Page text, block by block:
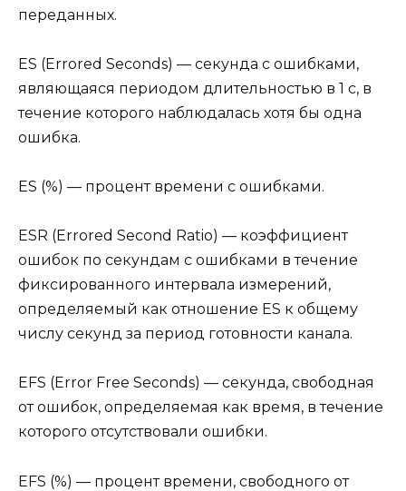
переданных.
ES (Errored Seconds) — секунда с ошибками,
являющаяся периодом длительностью в 1 с, в
течение которого наблюдалась хотя бы одна
ошибка.
ES (%) — процент времени с ошибками.
ESR (Errored Second Ratio) — коэффициент
ошибок по секундам с ошибками в течение
фиксированного интервала измерений,
определяемый как отношение ES к общему
числу секунд за период готовности канала.
EFS (Error Free Seconds) — секунда, свободная
от ошибок, определяемая как время, в течение
которого отсутствовали ошибки.
EFS (%) — процент времени, свободного от